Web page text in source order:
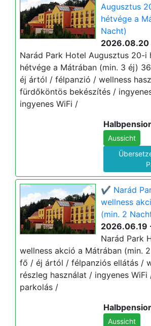
Augusztus
hétvége a
Nacht)
Narád Park Hotel Augusztus 20-i
hétvége a Mátrában (min. 3 éj)
éj ártól / félpanzió / wellness
fürdőköntös bekészítés /
ingyenes WiFi /
Aussicht
✔️ Narád
wellness
(min. 2
2026.06.19
Narád Park
wellness akció a Mátrában (min.
fő / éj ártól / félpanziós ellátás /
részleg használat / ingyenes WiFi
parkolás /
Aussicht